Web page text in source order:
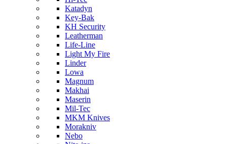
Katadyn
Key-Bak
KH Security
Leatherman
Life-Line
Light My Fire
Linder
Lowa
Magnum
Makhai
Maserin
Mil-Tec
MKM Knives
Morakniv
Nebo